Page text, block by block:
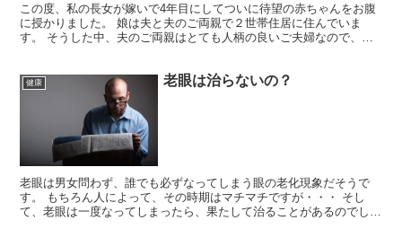
この度、私の長女が嫁いで4年目にしてついに待望の赤ちゃんをお腹
に授かりました。 娘は夫と夫のご両親で２世帯住居に住んでいま
す。 そうした中、夫のご両親はとても人柄の良いご夫婦なので、こ
健康 老眼は治らないの？
老眼は男女問わず、誰でも必ずなってしまう眼の老化現象だそうで
す。 もちろん人によって、その時期はマチマチですが・・・ そし
て、老眼は一度なってしまったら、果たして治ることがあるのでしょ